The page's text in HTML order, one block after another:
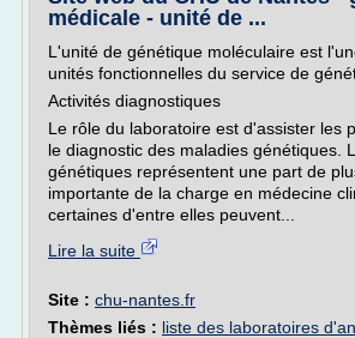
médicale - unité de ...
L'unité de génétique moléculaire est
unités fonctionnelles du service de
Activités diagnostiques
Le rôle du laboratoire est d'assister les
le diagnostic des maladies génétiques.
génétiques représentent une part de
importante de la charge en médecine
certaines d'entre elles peuvent...
Lire la suite
Site : chu-nantes.fr
Thèmes liés : liste des laboratoires